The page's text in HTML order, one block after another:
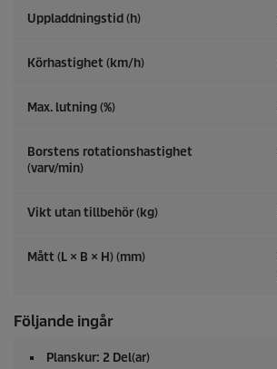
Uppladdningstid (h)
Körhastighet (km/h)
Max. lutning (%)
Borstens rotationshastighet
(varv/min)
Vikt utan tillbehör (kg)
Mått (L × B × H) (mm)
Följande ingår
Planskur: 2 Del(ar)